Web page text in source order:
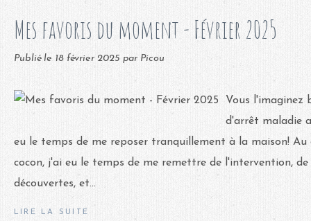
Mes favoris du moment - Février 2025
Publié le 18 février 2025 par Picou
Vous l'imaginez
d'arrêt maladie
eu le temps de me reposer tranquillement à la maison!
cocon, j'ai eu le temps de me remettre de l'intervention,
découvertes, et...
LIRE LA SUITE